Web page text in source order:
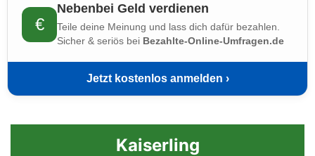
€
Nebenbei Geld verdienen
Teile deine Meinung und lass dich dafür bezahlen.
Sicher & seriös bei Bezahlte-Online-Umfragen.de
Jetzt kostenlos anmelden ›
Kaiserling